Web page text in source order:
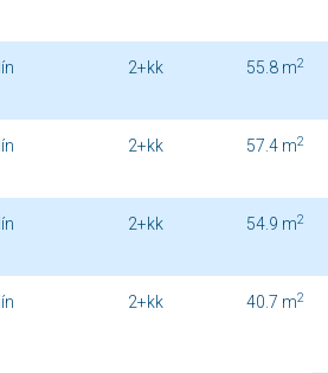
2+kk 55.8 m2
2+kk 57.4 m2
2+kk 54.9 m2
2+kk 40.7 m2